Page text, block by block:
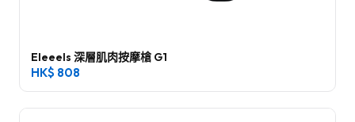
Eleeels 深層肌肉按摩槍 G1
HK$ 808